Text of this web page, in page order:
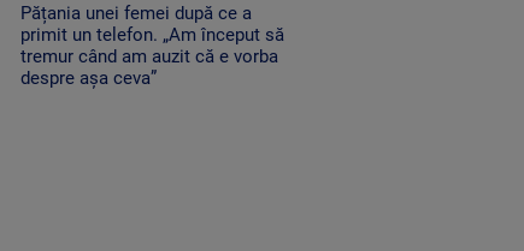
Pățania unei femei după ce a
primit un telefon. „Am început să
tremur când am auzit că e vorba
despre așa ceva”